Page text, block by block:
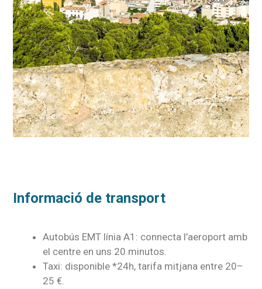
Informació de transport
Autobús EMT línia A1: connecta l’aeroport amb
el centre en uns 20 minutos.
Taxi: disponible *24h, tarifa mitjana entre 20–
25 €.